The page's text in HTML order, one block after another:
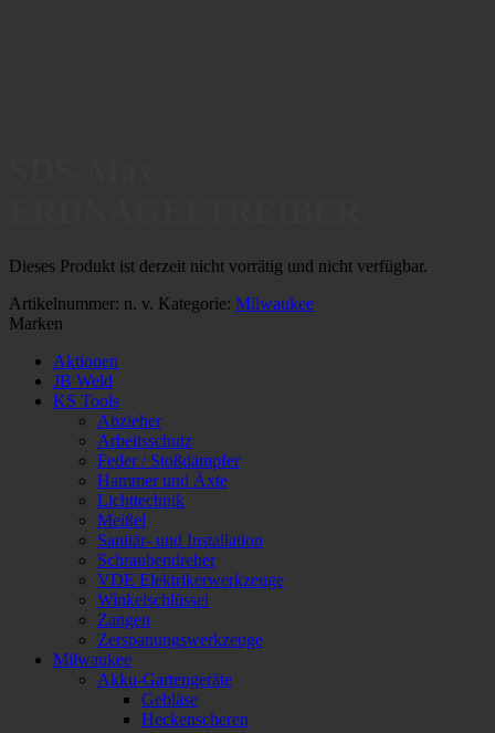
Dieses Produkt ist derzeit nicht vorrätig und nicht verfügbar.
Artikelnummer: n. v. Kategorie: Milwaukee
Marken
Aktionen
JB Weld
KS Tools
Abzieher
Arbeitsschutz
Feder / Stoßdämpfer
Hammer und Äxte
Lichttechnik
Meißel
Sanitär- und Installation
Schraubendreher
VDE Elektrikerwerkzeuge
Winkelschlüssel
Zangen
Zerspanungswerkzeuge
Milwaukee
Akku-Gartengeräte
Gebläse
Heckenscheren